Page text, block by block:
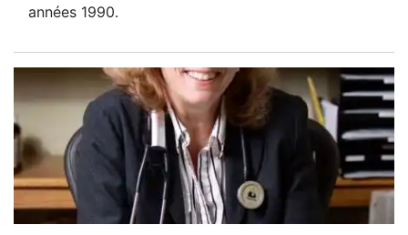
années 1990.